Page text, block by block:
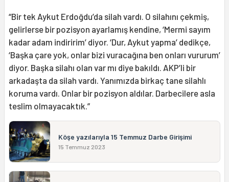
“Bir tek Aykut Erdoğdu’da silah vardı. O silahını çekmiş,
gelirlerse bir pozisyon ayarlamış kendine, ‘Mermi sayım
kadar adam indiririm’ diyor. ‘Dur, Aykut yapma’ dedikçe,
‘Başka çare yok, onlar bizi vuracağına ben onları vururum’
diyor. Başka silahı olan var mı diye bakıldı. AKP’li bir
arkadaşta da silah vardı. Yanımızda birkaç tane silahlı
koruma vardı. Onlar bir pozisyon aldılar. Darbecilere asla
teslim olmayacaktık.”
Köşe yazılarıyla 15 Temmuz Darbe Girişimi
15 Temmuz 2023